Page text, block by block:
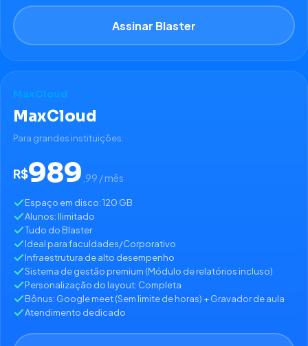
Assinar Blaster
MaxCloud
MaxCloud
Para grandes instituições.
R$989 ,99 / mês
Espaço em disco: 120 GB
Alunos: Ilimitado
Tudo do Blaster
Ideal para faculdades/Corporativo
Infraestrutura de alto desempenho
Sistema de gestão premium (Módulo de relatórios incluso)
Personalização do layout: Completa
Bônus: Google meet (Sem limite de horas) + Gravador de aula
Atendimento dedicado